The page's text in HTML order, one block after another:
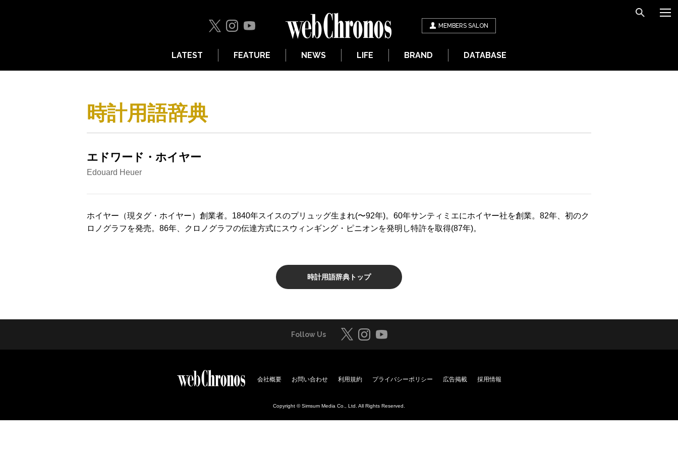
MEMBERS SALON
LATEST FEATURE NEWS LIFE BRAND DATABASE
時計用語辞典
エドワード・ホイヤー
Edouard Heuer
ホイヤー（現タグ・ホイヤー）創業者。1840年スイスのプリュッグ生まれ(〜92年)。60年サンティミエにホイヤー社を創業。82年、初のク
ロノグラフを発売。86年、クロノグラフの伝達方式にスウィンギング・ピニオンを発明し特許を取得(87年)。
時計用語辞典トップ
Follow Us
会社概要 お問い合わせ 利用規約 プライバシーポリシー 広告掲載 採用情報
Copyright © Simsum Media Co., Ltd. All Rights Reserved.